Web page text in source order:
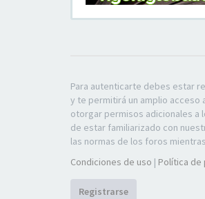
Para autenticarte debes estar
y te permitirá un amplio acceso
otorgar permisos adicionales
de estar familiarizado con
las normas de los foros
Condiciones de uso | Política de
Registrarse